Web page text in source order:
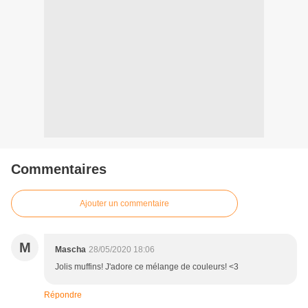
Commentaires
Ajouter un commentaire
M Mascha 28/05/2020 18:06
Jolis muffins! J'adore ce mélange de couleurs! <3
Répondre